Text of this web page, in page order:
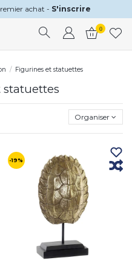
achat - S'inscrire
0
Figurines et statuettes
statuettes
Organiser
-19%